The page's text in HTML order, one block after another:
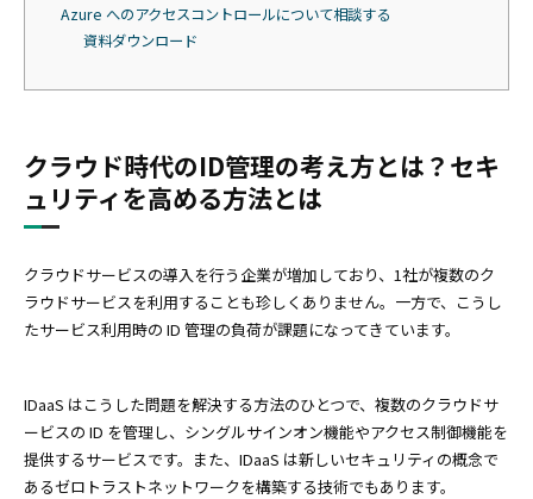
Azure へのアクセスコントロールについて相談する
資料ダウンロード
クラウド時代のID管理の考え方とは？セキ
ュリティを高める方法とは
クラウドサービスの導入を行う企業が増加しており、1社が複数のク
ラウドサービスを利用することも珍しくありません。一方で、こうし
たサービス利用時の ID 管理の負荷が課題になってきています。
IDaaS はこうした問題を解決する方法のひとつで、複数のクラウドサ
ービスの ID を管理し、シングルサインオン機能やアクセス制御機能を
提供するサービスです。また、IDaaS は新しいセキュリティの概念で
あるゼロトラストネットワークを構築する技術でもあります。